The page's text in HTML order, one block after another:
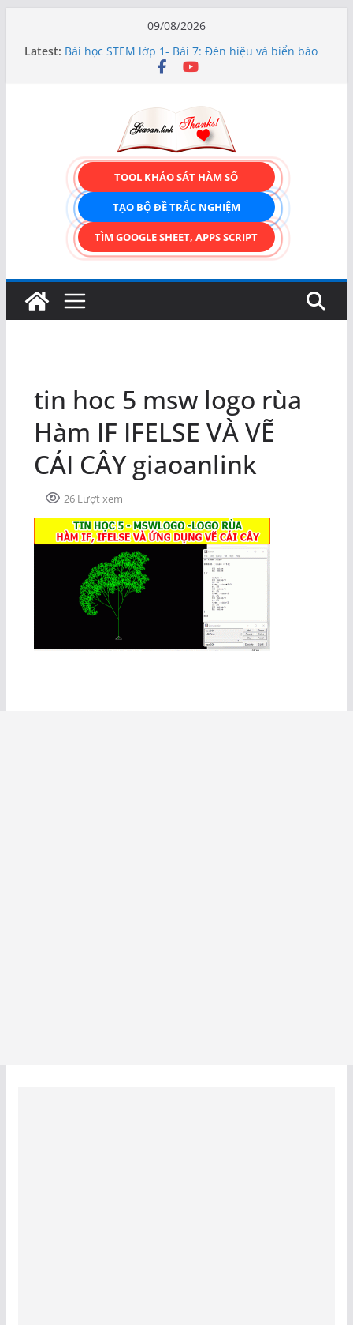
09/08/2026
Latest: Bài học STEM lớp 1- Bài 7: Đèn hiệu và biển báo
Bài học STEM lớp 3 Các bộ phận của thực vật
TẠO FORM ONLINE – TÙY BIẾN GIAO DIỆN ĐỈNH
CAO & XUẤT CODE THÔNG MINH!
TRẢI NGHIỆM CÔNG CỤ TẠO FORM ONLINE
KÉO THẢ – HOÀN TOÀN MIỄN PHÍ!
TOOL KHẢO SÁT HÀM SỐ
TẠO BỘ ĐỀ TRẮC NGHIỆM
TÌM GOOGLE SHEET, APPS SCRIPT
tin hoc 5 msw logo rùa
Hàm IF IFELSE VÀ VẼ
CÁI CÂY giaoanlink
26 Lượt xem